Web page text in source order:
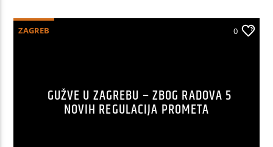
ZAGREB 0
GUŽVE U ZAGREBU – ZBOG RADOVA 5
NOVIH REGULACIJA PROMETA